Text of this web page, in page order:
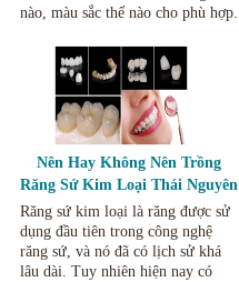
nào, màu sắc thế nào cho phù hợp.
Nên Hay Không Nên Trồng
Răng Sứ Kim Loại Thái Nguyên
Răng sứ kim loại là răng được sử
dụng đầu tiên trong công nghệ
răng sứ, và nó đã có lịch sử khá
lâu dài. Tuy nhiên hiện nay có